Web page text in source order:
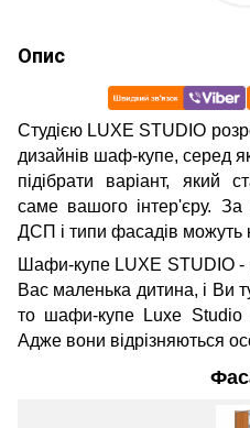
Опис
Студією LUXE STUDIO
дизайнів шаф-купе, серед
підібрати варіант, який
саме вашого інтер'єру.
ДСП і типи фасадів можуть
Шафи-купе LUXE STUDIO -
Вас маленька дитина, і Ви
то шафи-купе Luxe
Адже вони відрізняються